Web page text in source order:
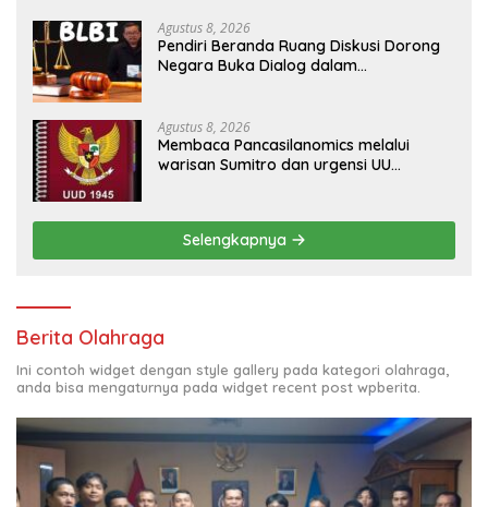
Agustus 8, 2026
Pendiri Beranda Ruang Diskusi Dorong
Negara Buka Dialog dalam
Agustus 8, 2026
Membaca Pancasilanomics melalui
warisan Sumitro dan urgensi UU
Selengkapnya
Berita Olahraga
Ini contoh widget dengan style gallery pada kategori olahraga,
anda bisa mengaturnya pada widget recent post wpberita.